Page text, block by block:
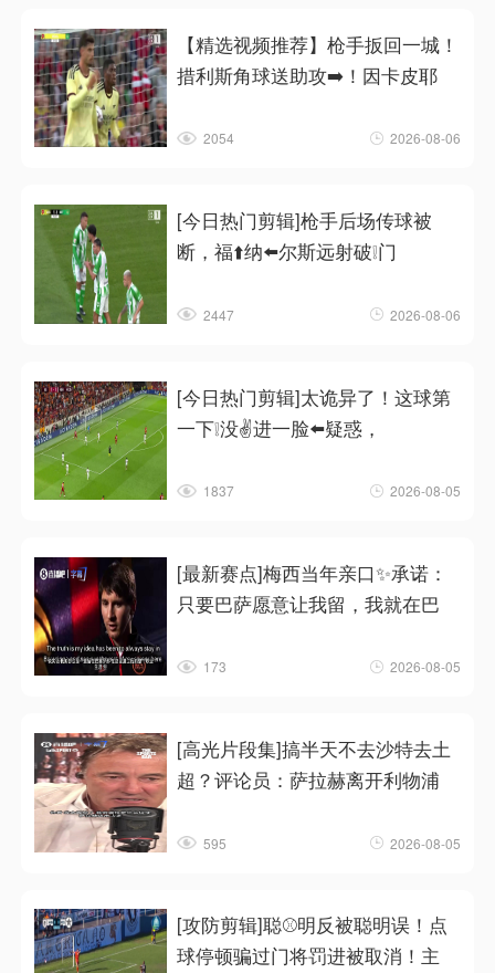
【精选视频推荐】枪手扳回一城！
措利斯角球送助攻➡️！因卡皮耶
2054 2026-08-06
[今日热门剪辑]枪手后场传球被
断，福⬆️纳⬅️尔斯远射破❕门
2447 2026-08-06
[今日热门剪辑]太诡异了！这球第
一下❕没✌️进一脸⬅️疑惑，
1837 2026-08-05
[最新赛点]梅西当年亲口✨承诺：
只要巴萨愿意让我留，我就在巴
173 2026-08-05
[高光片段集]搞半天不去沙特去土
超？评论员：萨拉赫离开利物浦
595 2026-08-05
[攻防剪辑]聪⚾明反被聪明误！点
球停顿骗过门将罚进被取消！主